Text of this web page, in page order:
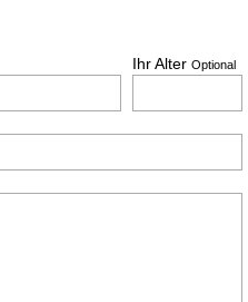
Ihr Alter Optional